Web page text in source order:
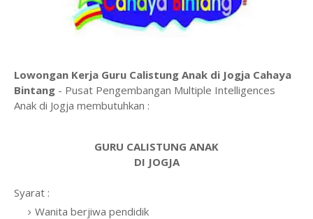
Lowongan Kerja Guru Calistung Anak di Jogja Cahaya
Bintang - Pusat Pengembangan Multiple Intelligences
Anak di Jogja membutuhkan :
GURU CALISTUNG ANAK
DI JOGJA
Syarat :
Wanita berjiwa pendidik